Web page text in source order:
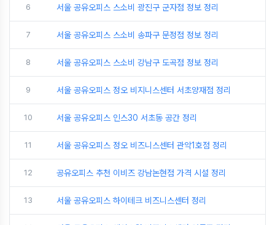
6 서울 공유오피스 스소비 광진구 군자점 정보 정리
7 서울 공유오피스 스소비 송파구 문정점 정보 정리
8 서울 공유오피스 스소비 강남구 도곡점 정보 정리
9 서울 공유오피스 정오 비지니스센터 서초양재점 정리
10 서울 공유오피스 인스30 서초동 공간 정리
11 서울 공유오피스 정오 비즈니스센터 관악1호점 정리
12 공유오피스 추천 이비즈 강남논현점 가격 시설 정리
13 서울 공유오피스 하이테크 비즈니스센터 정리